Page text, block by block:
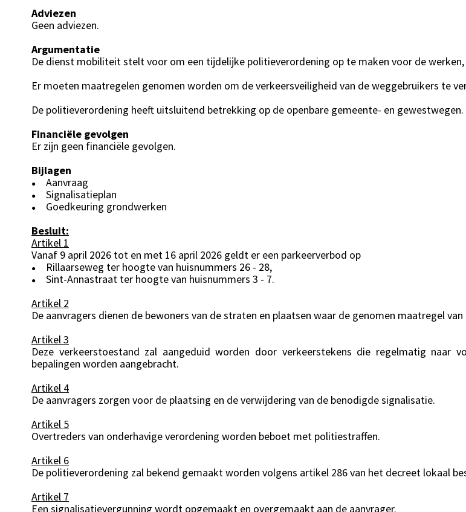
Adviezen
Geen adviezen.
Argumentatie
De dienst mobiliteit stelt voor om een tijdelijke politieverordening op te maken voor de werken,
Er moeten maatregelen genomen worden om de verkeersveiligheid van de weggebruikers te
De politieverordening heeft uitsluitend betrekking op de openbare gemeente- en gewestwegen.
Financiële gevolgen
Er zijn geen financiële gevolgen.
Bijlagen
● Aanvraag
● Signalisatieplan
●
Goedkeuring grondwerken
Besluit:
Artikel 1
Vanaf 9 april 2026 tot en met 16 april 2026 geldt er een parkeerverbod op
● Rillaarseweg ter hoogte van huisnummers 26 - 28,
●
Sint-Annastraat ter hoogte van huisnummers 3 - 7.
Artikel 2
De aanvragers dienen de bewoners van de straten en plaatsen waar de genomen maatregel
Artikel 3
Deze verkeerstoestand zal aangeduid worden door verkeerstekens die regelmatig
bepalingen worden aangebracht.
Artikel 4
De aanvragers zorgen voor de plaatsing en de verwijdering van de benodigde signalisatie.
Artikel 5
Overtreders van onderhavige verordening worden beboet met politiestraffen.
Artikel 6
De politieverordening zal bekend gemaakt worden volgens artikel 286 van het decreet lokaal
Artikel 7
Een signalisatievergunning wordt opgemaakt en overgemaakt aan de aanvrager.